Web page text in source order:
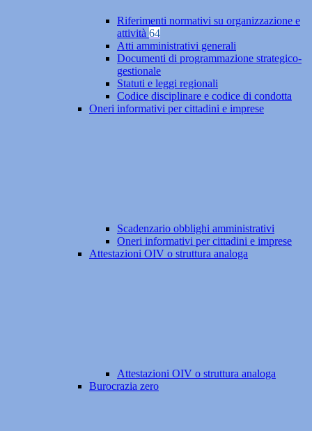
Riferimenti normativi su organizzazione e
attività 64
Atti amministrativi generali
Documenti di programmazione strategico-
gestionale
Statuti e leggi regionali
Codice disciplinare e codice di condotta
Oneri informativi per cittadini e imprese
Scadenzario obblighi amministrativi
Oneri informativi per cittadini e imprese
Attestazioni OIV o struttura analoga
Attestazioni OIV o struttura analoga
Burocrazia zero